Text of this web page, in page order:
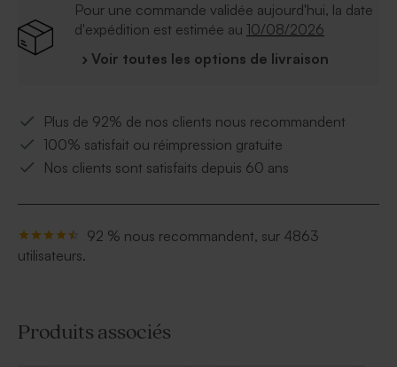
Pour une commande validée aujourd'hui, la date
d'expédition est estimée au 10/08/2026
› Voir toutes les options de livraison
Plus de 92% de nos clients nous recommandent
100% satisfait ou réimpression gratuite
Nos clients sont satisfaits depuis 60 ans
92 % nous recommandent, sur 4863
utilisateurs.
Produits associés